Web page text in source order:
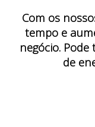
Com os
tempo e
negócio.
de